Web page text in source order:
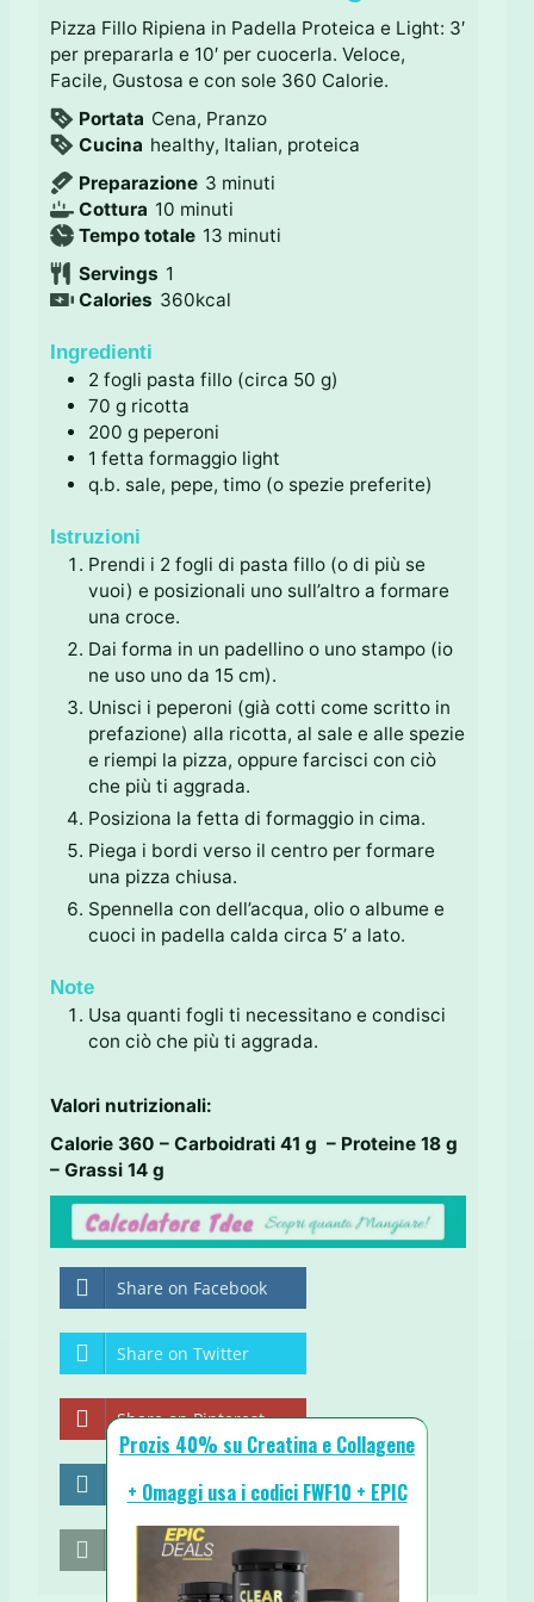
Pizza Fillo Ripiena in Padella Proteica e Light: 3′
per prepararla e 10′ per cuocerla. Veloce,
Facile, Gustosa e con sole 360 Calorie.
Portata Cena, Pranzo
Cucina healthy, Italian, proteica
Preparazione 3m
i
n
i
minuti
Cottura 10m
i
u
t
minuti
Tempo totale 13m
u
minuti
Servings 1
Calories 360kcal
Ingredienti
2 fogli pasta fillo (circa 50 g)
70 g ricotta
200 g peperoni
1 fetta formaggio light
q.b. sale, pepe, timo (o spezie preferite)
Istruzioni
Prendi i 2 fogli di pasta fillo (o di più se
vuoi) e posizionali uno sull’altro a formare
una croce.
Dai forma in un padellino o uno stampo (io
ne uso uno da 15 cm).
Unisci i peperoni (già cotti come scritto in
prefazione) alla ricotta, al sale e alle spezie
e riempi la pizza, oppure farcisci con ciò
che più ti aggrada.
Posiziona la fetta di formaggio in cima.
Piega i bordi verso il centro per formare
una pizza chiusa.
Spennella con dell’acqua, olio o albume e
cuoci in padella calda circa 5’ a lato.
Note
Usa quanti fogli ti necessitano e condisci
con ciò che più ti aggrada.
Valori nutrizionali:
Calorie 360 – Carboidrati 41 g – Proteine 18 g
– Grassi 14 g
Share on Facebook
Share on Twitter
Share on Pinterest
Share on LinkedIn
Send email
Prozis 40% su Creatina e Collagene
+ Omaggi usa i codici FWF10 + EPIC